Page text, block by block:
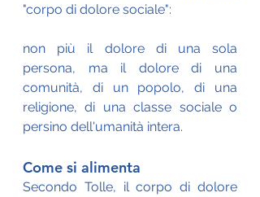
"corpo di dolore sociale":
non più il dolore di una sola
persona, ma il dolore di una
comunità, di un popolo, di una
religione, di una classe sociale o
persino dell'umanità intera.
Come si alimenta
Secondo Tolle, il corpo di dolore